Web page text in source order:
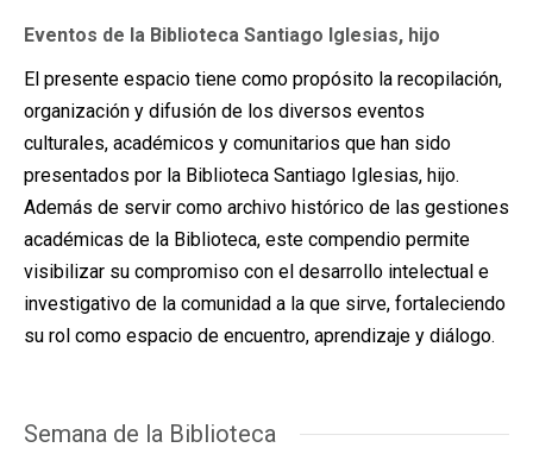
Eventos de la Biblioteca Santiago Iglesias, hijo
El presente espacio tiene como propósito la recopilación,
organización y difusión de los diversos eventos
culturales, académicos y comunitarios que han sido
presentados por la Biblioteca Santiago Iglesias, hijo.
Además de servir como archivo histórico de las gestiones
académicas de la Biblioteca, este compendio permite
visibilizar su compromiso con el desarrollo intelectual e
investigativo de la comunidad a la que sirve, fortaleciendo
su rol como espacio de encuentro, aprendizaje y diálogo.
Semana de la Biblioteca